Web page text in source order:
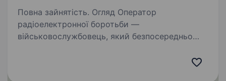
Повна зайнятість. Огляд Оператор
радіоелектронної боротьби —
військовослужбовець, який безпосередньо